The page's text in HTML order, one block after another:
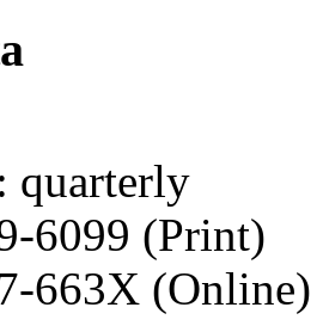
quarterly
6099 (Print)
663X (Online)